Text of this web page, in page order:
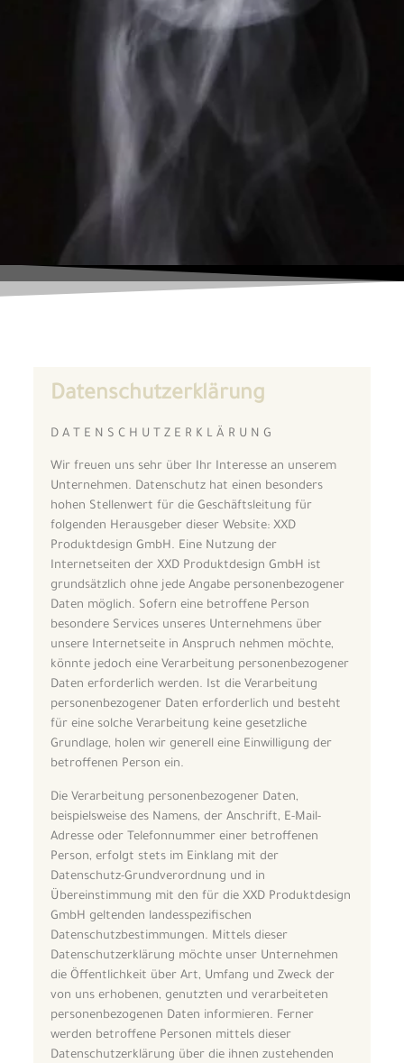
Datenschutzerklärung
D A T E N S C H U T Z E R K L Ä R U N G
Wir freuen uns sehr über Ihr Interesse an unserem
Unternehmen. Datenschutz hat einen besonders
hohen Stellenwert für die Geschäftsleitung für
folgenden Herausgeber dieser Website:XXD
Produktdesign GmbH. Eine Nutzung der
Internetseiten der XXD Produktdesign GmbH ist
grundsätzlich ohne jede Angabe personenbezogener
Daten möglich. Sofern eine betroffene Person
besondere Services unseres Unternehmens über
unsere Internetseite in Anspruch nehmen möchte,
könnte jedoch eine Verarbeitung personenbezogener
Daten erforderlich werden. Ist die Verarbeitung
personenbezogener Daten erforderlich und besteht
für eine solche Verarbeitung keine gesetzliche
Grundlage, holen wir generell eine Einwilligung der
betroffenen Person ein.
Die Verarbeitung personenbezogener Daten,
beispielsweise des Namens, der Anschrift, E-Mail-
Adresse oder Telefonnummer einer betroffenen
Person, erfolgt stets im Einklang mit der
Datenschutz-Grundverordnung und in
Übereinstimmung mit den für die XXD Produktdesign
GmbH geltenden landesspezifischen
Datenschutzbestimmungen. Mittels dieser
Datenschutzerklärung möchte unser Unternehmen
die Öffentlichkeit über Art, Umfang und Zweck der
von uns erhobenen, genutzten und verarbeiteten
personenbezogenen Daten informieren. Ferner
werden betroffene Personen mittels dieser
Datenschutzerklärung über die ihnen zustehenden